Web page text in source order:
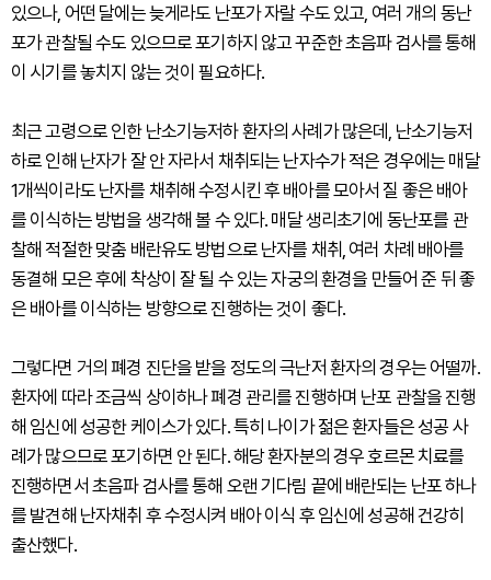
있으나, 어떤 달에는 늦게라도 난포가 자랄 수도 있고, 여러 개의 동난
포가 관찰될 수도 있으므로 포기하지 않고 꾸준한 초음파 검사를 통해
이 시기를 놓치지 않는 것이 필요하다.
최근 고령으로 인한 난소기능저하 환자의 사례가 많은데, 난소기능저
하로 인해 난자가 잘 안 자라서 채취되는 난자수가 적은 경우에는 매달
1개씩이라도 난자를 채취해 수정시킨 후 배아를 모아서 질 좋은 배아
를 이식하는 방법을 생각해 볼 수 있다. 매달 생리초기에 동난포를 관
찰해 적절한 맞춤 배란유도 방법으로 난자를 채취, 여러 차례 배아를
동결해 모은 후에 착상이 잘 될 수 있는 자궁의 환경을 만들어 준 뒤 좋
은 배아를 이식하는 방향으로 진행하는 것이 좋다.
그렇다면 거의 폐경 진단을 받을 정도의 극난저 환자의 경우는 어떨까.
환자에 따라 조금씩 상이하나 폐경 관리를 진행하며 난포 관찰을 진행
해 임신에 성공한 케이스가 있다. 특히 나이가 젊은 환자들은 성공 사
례가 많으므로 포기하면 안 된다. 해당 환자분의 경우 호르몬 치료를
진행하면서 초음파 검사를 통해 오랜 기다림 끝에 배란되는 난포 하나
를 발견해 난자채취 후 수정시켜 배아 이식 후 임신에 성공해 건강히
출산했다.